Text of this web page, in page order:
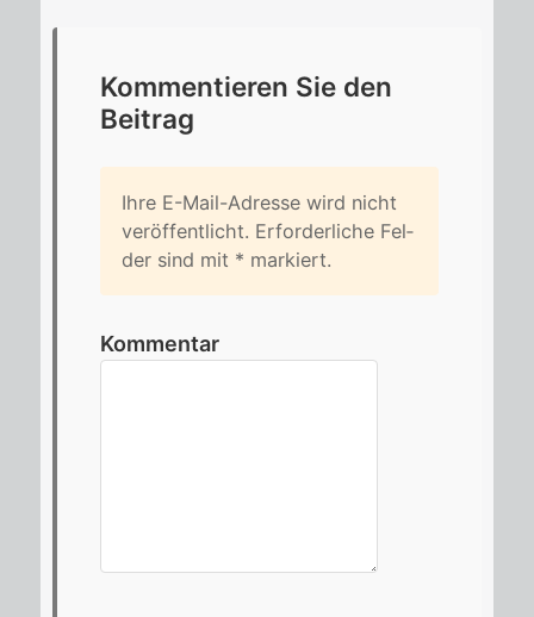
Kom­men­tie­ren Sie den
Bei­trag
Ihre E-Mail-Adres­se wird nicht
ver­öf­fent­licht. Er­for­der­li­che Fel­
der sind mit * mar­kiert.
Kommentar